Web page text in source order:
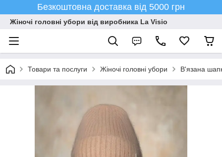
Безкоштовна доставка від 5000 грн
Жіночі головні убори від виробника La Visio
Товари та послуги Жіночі головні убори В'язана